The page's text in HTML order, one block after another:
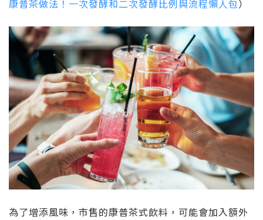
康普茶做法！一次發酵和二次發酵比例與流程懶人包）
為了增添風味，市售的康普茶式飲料，可能會加入額外